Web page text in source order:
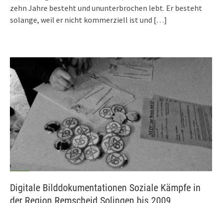
zehn Jahre besteht und ununterbrochen lebt. Er besteht
solange, weil er nicht kommerziell ist und […]
Digitale Bilddokumentationen Soziale Kämpfe in
der Region Remscheid Solingen bis 2009